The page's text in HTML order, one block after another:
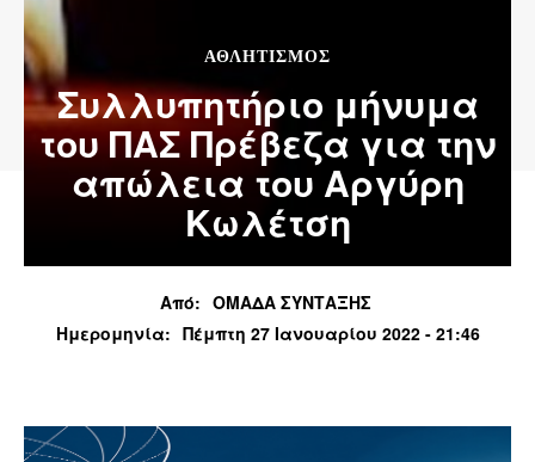
ΑΘΛΗΤΙΣΜΌΣ
Συλλυπητήριο μήνυμα
του ΠΑΣ Πρέβεζα για την
απώλεια του Αργύρη
Κωλέτση
Από: ΟΜΑΔΑ ΣΥΝΤΑΞΗΣ
Ημερομηνία: Πέμπτη 27 Ιανουαρίου 2022 - 21:46